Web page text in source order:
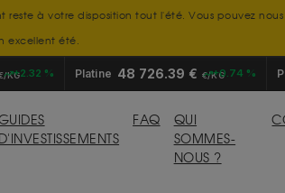
reste à votre disposition tout l'été. Vous pouvez
excellent été.
KG+2.32 % Platine 48 726.39 € €/KG+0.74 %
D'INVESTISSEMENTS
FAQ
QUI
SOMMES-
NOUS ?